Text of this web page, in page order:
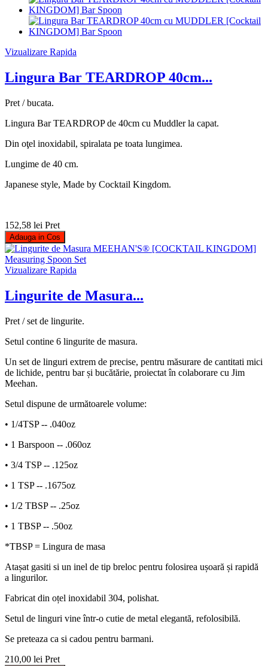
Vizualizare Rapida
Lingura Bar TEARDROP 40cm...
Pret / bucata.
Lingura Bar TEARDROP de 40cm cu Muddler la capat.
Din oţel inoxidabil, spiralata pe toata lungimea.
Lungime de 40 cm.
Japanese style, Made by Cocktail Kingdom.
152,58 lei Pret
Adauga in Cos
Vizualizare Rapida
Lingurite de Masura...
Pret / set de lingurite.
Setul contine 6 lingurite de masura.
Un set de linguri extrem de precise, pentru măsurare de cantitati mici
de lichide, pentru bar și bucătărie, proiectat în colaborare cu Jim
Meehan.
Setul dispune de următoarele volume:
• 1/4TSP -- .040oz
• 1 Barspoon -- .060oz
• 3/4 TSP -- .125oz
• 1 TSP -- .1675oz
• 1/2 TBSP -- .25oz
• 1 TBSP -- .50oz
*TBSP = Lingura de masa
Atașat gasiti si un inel de tip breloc pentru folosirea ușoară și rapidă
a lingurilor.
Fabricat din oțel inoxidabil 304, polishat.
Setul de linguri vine într-o cutie de metal elegantă, refolosibilă.
Se preteaza ca si cadou pentru barmani.
210,00 lei Pret